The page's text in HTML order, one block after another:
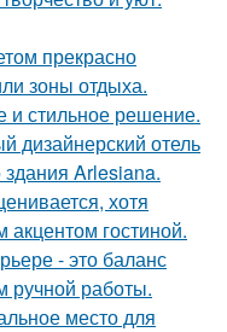
прекрасно
зоны отдыха.
и стильное решение.
дизайнерский отель
Arlesiana.
хотя
гостиной.
- это баланс
ручной работы.
место для